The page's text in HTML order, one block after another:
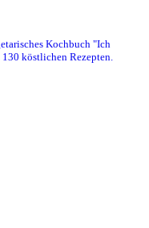
Kochbuch "Ich
köstlichen Rezepten.